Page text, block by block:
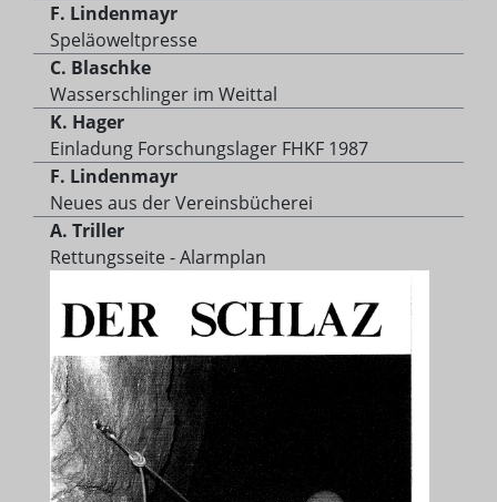
F. Lindenmayr
Speläoweltpresse
C. Blaschke
Wasserschlinger im Weittal
K. Hager
Einladung Forschungslager FHKF 1987
F. Lindenmayr
Neues aus der Vereinsbücherei
A. Triller
Rettungsseite - Alarmplan